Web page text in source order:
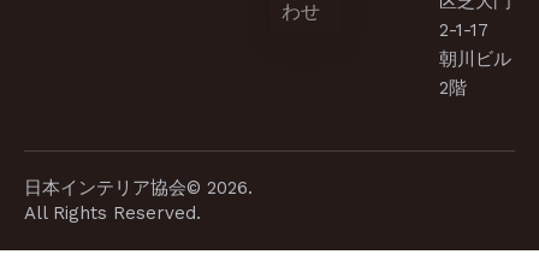
わせ
2-1-17
朝川ビル
2階
日本インテリア協会© 2026.
All Rights Reserved.